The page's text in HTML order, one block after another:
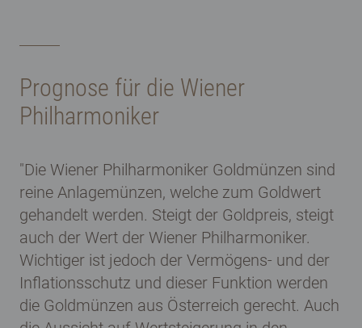
Prognose für die Wiener
Philharmoniker
"Die Wiener Philharmoniker Goldmünzen sind
reine Anlagemünzen, welche zum Goldwert
gehandelt werden. Steigt der Goldpreis, steigt
auch der Wert der Wiener Philharmoniker.
Wichtiger ist jedoch der Vermögens- und der
Inflationsschutz und dieser Funktion werden
die Goldmünzen aus Österreich gerecht. Auch